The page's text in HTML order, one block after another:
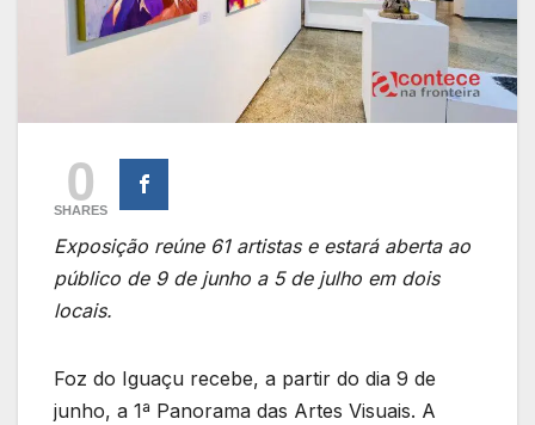
0
SHARES
Exposição reúne 61 artistas e estará aberta ao
público de 9 de junho a 5 de julho em dois
locais.
Foz do Iguaçu recebe, a partir do dia 9 de
junho, a 1ª Panorama das Artes Visuais. A